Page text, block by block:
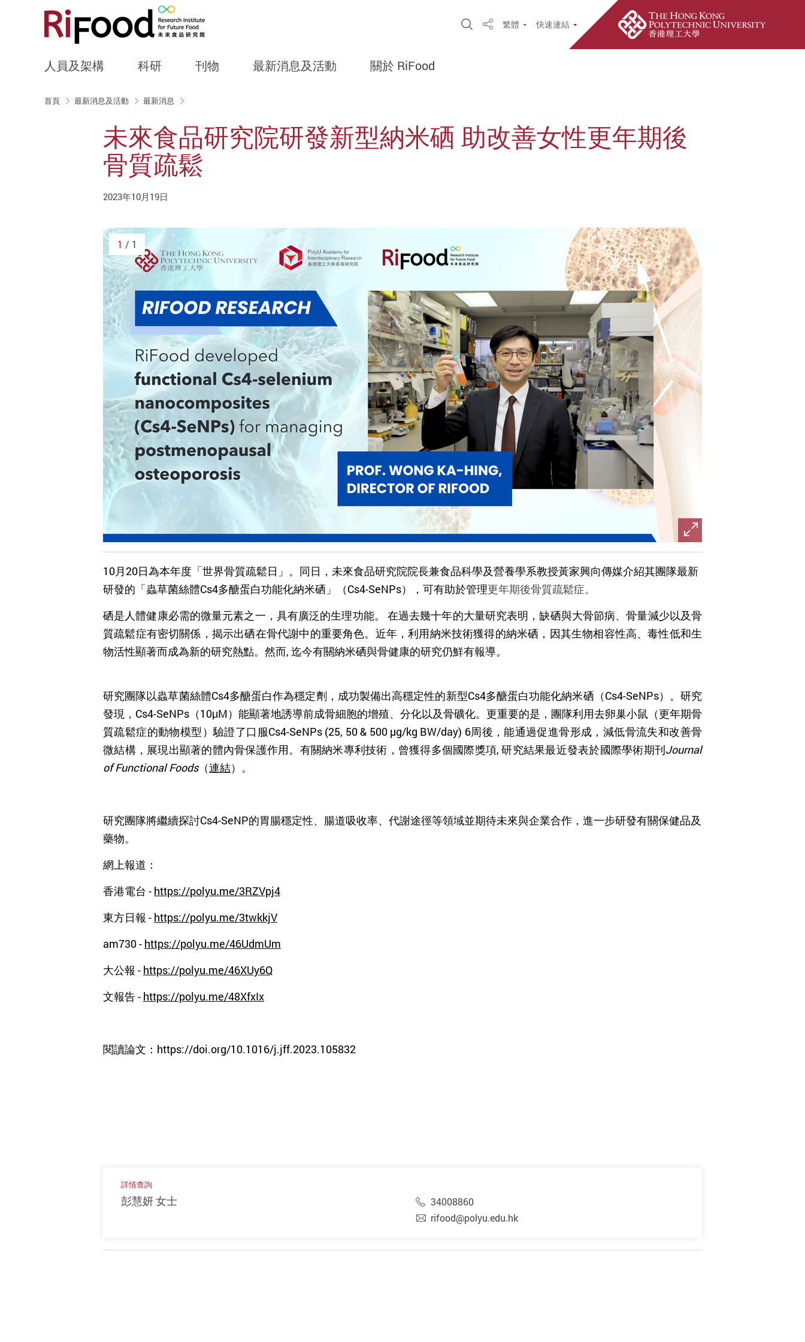
Open Site Search Popup
Share繁體 快速連結
人員及架構 科研 刊物 最新消息及活動 關於 RiFood
首頁 最新消息及活動 最新消息
未來食品研究院研發新型納米硒 助改善女性更年期後
骨質疏鬆
2023年10月19日
1 / 1
10月20日為本年度「世界骨質疏鬆日」。同日，未來食品研究院院長兼食品科學及營養學系教授黃家興向傳媒介紹其團隊最新
研發的「蟲草菌絲體Cs4多醣蛋白功能化納米硒」（Cs4-SeNPs），可有助於管理更年期後骨質疏鬆症。
硒是人體健康必需的微量元素之一，具有廣泛的生理功能。 在過去幾十年的大量研究表明，缺硒與大骨節病、骨量減少以及骨
質疏鬆症有密切關係，揭示出硒在骨代謝中的重要角色。近年，利用納米技術獲得的納米硒，因其生物相容性高、毒性低和生
物活性顯著而成為新的研究熱點。然而, 迄今有關納米硒與骨健康的研究仍鮮有報導。
研究團隊以蟲草菌絲體Cs4多醣蛋白作為穩定劑，成功製備出高穩定性的新型Cs4多醣蛋白功能化納米硒（Cs4-SeNPs）。研究
發現， Cs4-SeNPs （10μM）能顯著地誘導前成骨細胞的增殖、分化以及骨礦化。更重要的是，團隊利用去卵巢小鼠（更年期骨
質疏鬆症的動物模型）驗證了口服Cs4-SeNPs (25, 50 & 500 µg/kg BW/day) 6周後，能通過促進骨形成，減低骨流失和改善骨
微結構，展現出顯著的體內骨保護作用。 有關納米專利技術，曾獲得多個國際獎項,研究結果最近發表於國際學術期刊Journal
of Functional Foods（連結）。
研究團隊將繼續探討Cs4-SeNP的胃腸穩定性、腸道吸收率、代謝途徑等領域並期待未來與企業合作，進一步研發有關保健品及
藥物。
網上報道：
香港電台 - https://polyu.me/3RZVpj4
東方日報 - https://polyu.me/3twkkjV
am730 - https://polyu.me/46UdmUm
大公報 - https://polyu.me/46XUy6Q
文報告- https://polyu.me/48XfxIx
閱讀論文： https://doi.org/10.1016/j.jff.2023.105832
詳情查詢
彭慧妍 女士
34008860
rifood@polyu.edu.hk